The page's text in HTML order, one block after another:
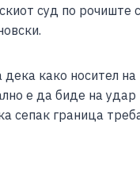
суд по рочиште
како носител
е да биде на
сепак граница